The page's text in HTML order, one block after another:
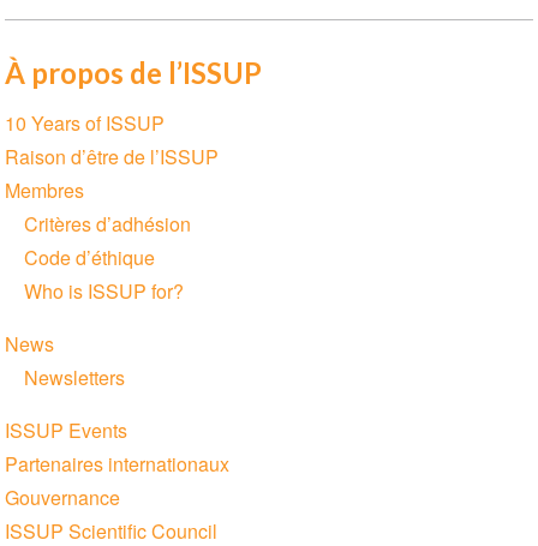
À propos de l’ISSUP
Section
navigation
10 Years of ISSUP
Raison d’être de l’ISSUP
Membres
Critères d’adhésion
Code d’éthique
Who is ISSUP for?
News
Newsletters
ISSUP Events
Partenaires internationaux
Gouvernance
ISSUP Scientific Council